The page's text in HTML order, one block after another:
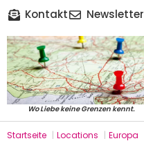
Kontakt Newsletter
Wo Liebe keine Grenzen kennt.
Startseite | Locations | Europa